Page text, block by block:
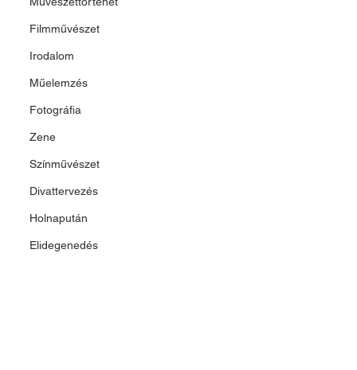
Filmművészet
Irodalom
Műelemzés
Fotográfia
Zene
Színművészet
Divattervezés
Holnapután
Elidegenedés